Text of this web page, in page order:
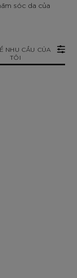
sóc da của
NHU CẦU CỦA
TÔI